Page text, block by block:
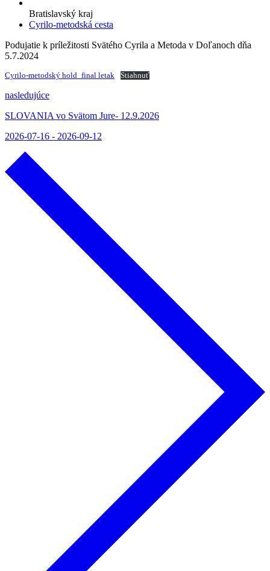
Bratislavský kraj
Cyrilo-metodská cesta
Podujatie k príležitosti Svätého Cyrila a Metoda v Doľanoch dňa
5.7.2024
Cyrilo-metodský hold_final letak Stiahnuť
nasledujúce
SLOVANIA vo Svätom Jure- 12.9.2026
2026-07-16 - 2026-09-12